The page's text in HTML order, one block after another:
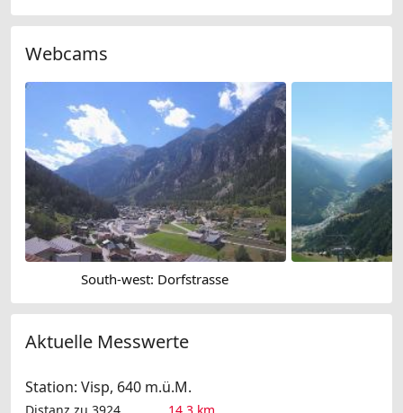
Webcams
South-west: Dorfstrasse
Aktuelle Messwerte
Station: Visp, 640 m.ü.M.